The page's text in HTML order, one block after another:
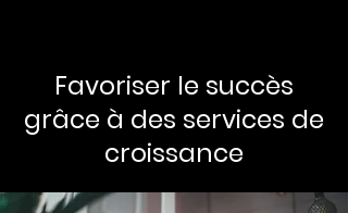
Favoriser le succès
grâce à des services de
croissance